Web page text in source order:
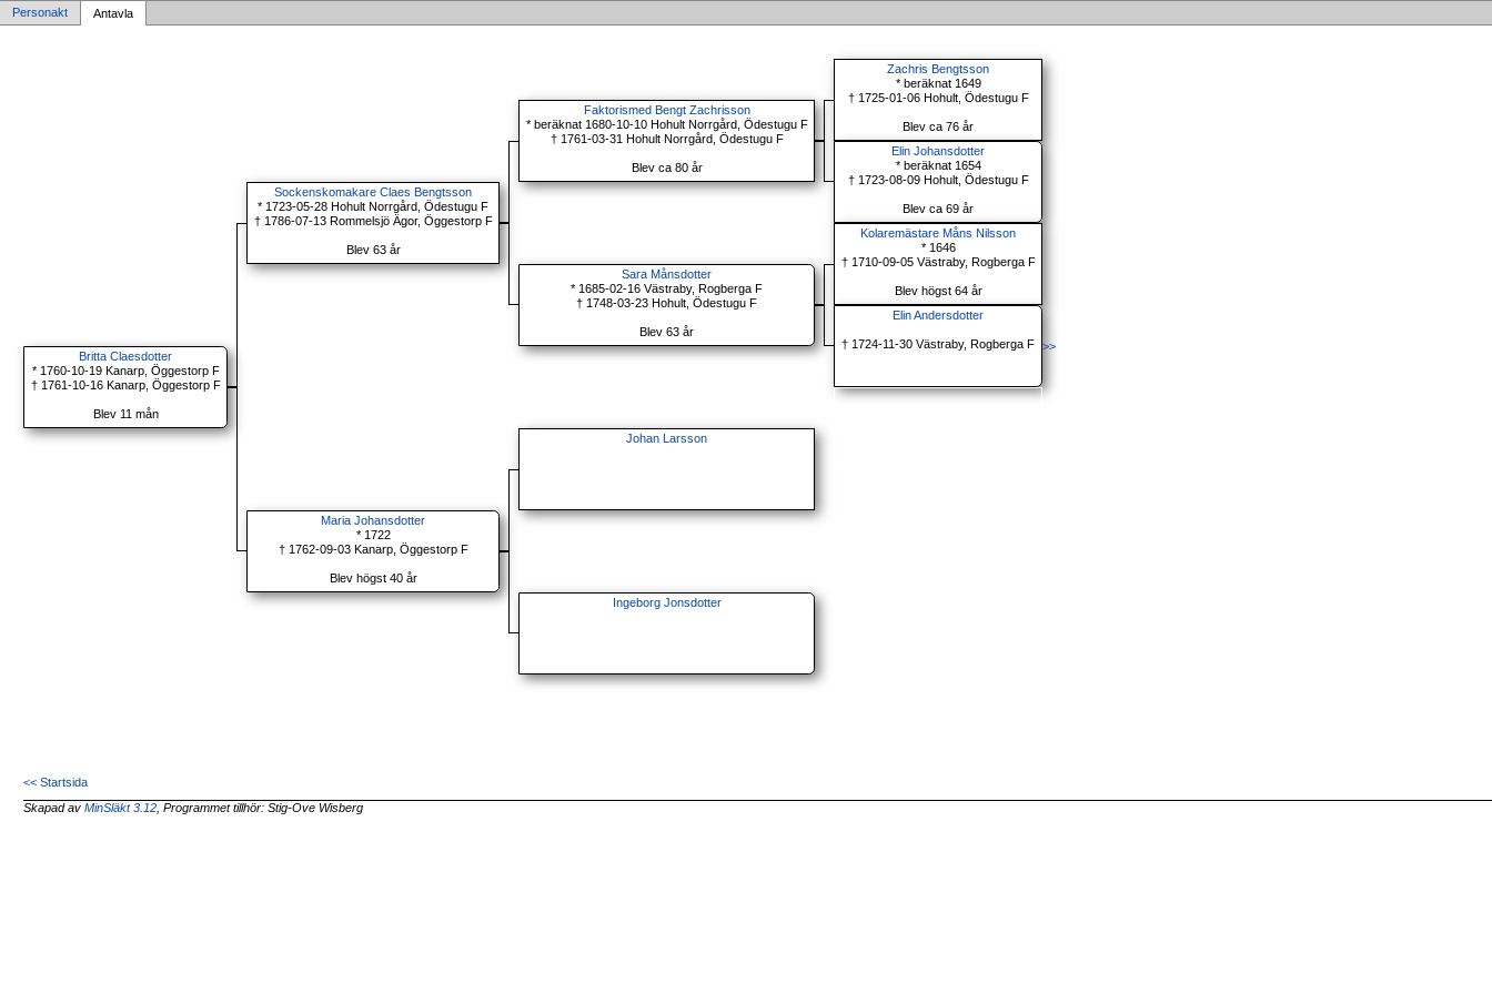
Personakt Antavla
Britta Claesdotter
* 1760-10-19 Kanarp, Öggestorp F
† 1761-10-16 Kanarp, Öggestorp F
Blev 11 mån
Sockenskomakare Claes Bengtsson
* 1723-05-28 Hohult Norrgård, Ödestugu F
† 1786-07-13 Rommelsjö Ägor, Öggestorp F
Blev 63 år
Faktorismed Bengt Zachrisson
* beräknat 1680-10-10 Hohult Norrgård, Ödestugu F
† 1761-03-31 Hohult Norrgård, Ödestugu F
Blev ca 80 år
Zachris Bengtsson
* beräknat 1649
† 1725-01-06 Hohult, Ödestugu F
Blev ca 76 år
Elin Johansdotter
* beräknat 1654
† 1723-08-09 Hohult, Ödestugu F
Blev ca 69 år
Sara Månsdotter
* 1685-02-16 Västraby, Rogberga F
† 1748-03-23 Hohult, Ödestugu F
Blev 63 år
Kolaremästare Måns Nilsson
* 1646
† 1710-09-05 Västraby, Rogberga F
Blev högst 64 år
Elin Andersdotter
† 1724-11-30 Västraby, Rogberga F >>
Maria Johansdotter
* 1722
† 1762-09-03 Kanarp, Öggestorp F
Blev högst 40 år
Johan Larsson
Ingeborg Jonsdotter
<< Startsida
Skapad avMinSläkt 3.12 , Programmet tillhör: Stig-Ove Wisberg